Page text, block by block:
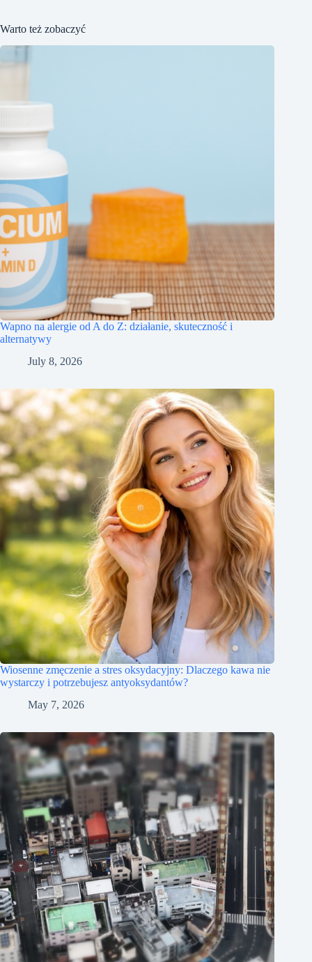
Warto też zobaczyć
Wapno na alergie od A do Z: działanie, skuteczność i
alternatywy
July 8, 2026
Wiosenne zmęczenie a stres oksydacyjny: Dlaczego kawa nie
wystarczy i potrzebujesz antyoksydantów?
May 7, 2026